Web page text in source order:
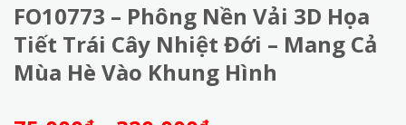
FO10773 – Phông Nền Vải 3D Họa
Tiết Trái Cây Nhiệt Đới – Mang Cả
Mùa Hè Vào Khung Hình